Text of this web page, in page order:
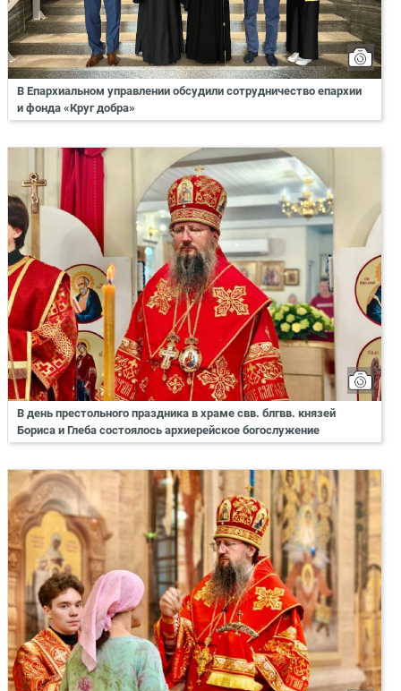
В Епархиальном управлении обсудили сотрудничество епархии
и фонда «Круг добра»
В день престольного праздника в храме свв. блгвв. князей
Бориса и Глеба состоялось архиерейское богослужение